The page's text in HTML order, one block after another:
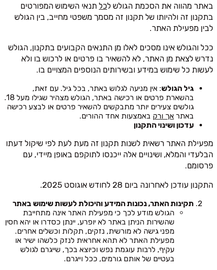
באתר מהווה את הסכמת הגולש לכל תנאי השימוש המפורטים
בתקנון זה ולהיותו של תקנון זה מסמך משפטי מחייב, בין הגולש
לבין מפעילת האתר.
ככל והגולש אינו מסכים לאלו מן התנאים הקבועים בתקנון, הגולש
נדרש לצאת מן האתר, לא להשאיר בו פרטים או לרכוש בו ולא
לעשות כל שימוש במידע ובשירותים הנוספים המצויים בו.
גיל הגולש: אין מניעה לגלוש באתר, בכל גיל. עם זאת,
בהשארת פרטים או רכישה באתר, הגולש מצהיר שגילו מעל 18.
גולשים צעירים יותר מתבקשים להשאיר פרטים או לבצע רכישה
באתר אך ורק באמצעות אחד ההורים.
עדכון ושינוי התקנון
מפעילת האתר רשאית לשנות תקנון זה מעת לעת לפי שיקול דעתו
הבלעדי והמלא, ושינויים אלה ייכנסו לתוקפם באופן מיידי, עם
פרסומם.
התקנון עודכן לאחרונה ביום 28 לחודש אוגוסט 2025.
תקינות האתר, נכונות המידע והיכולת לעשות שימוש באתר
הגולש מודע לכך כי מפעילת האתר אינה מתחייבת
שהשירות הניתן באתר לא יופרע, יינתן כסדרו או יהא חסין
מפני גישה לא מורשית, נזקים, תקלות וכשלים אחרים.
מפעילת האתר לא תהא אחראית לנזק כלשהו ישיר או
עקיף, לרבות עוגמת נפש וכיוצא בכך, שייגרם לגולש
בעטיים של אותם גורמים, ככל וייגרם.